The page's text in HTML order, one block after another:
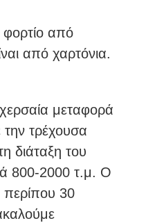
φορτίο από
από χαρτόνια.
μεταφορά
τρέχουσα
διάταξη του
800-2000 τ.μ. Ο
περίπου 30